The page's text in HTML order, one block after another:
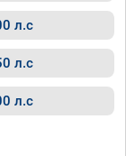
л.с
л.с
л.с